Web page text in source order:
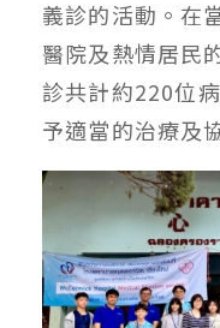
義診的活動。在
醫院及熱情居民
診共計約220位
予適當的治療及